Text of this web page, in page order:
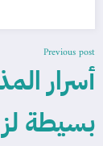
Previous post
أسرار
بسيطة